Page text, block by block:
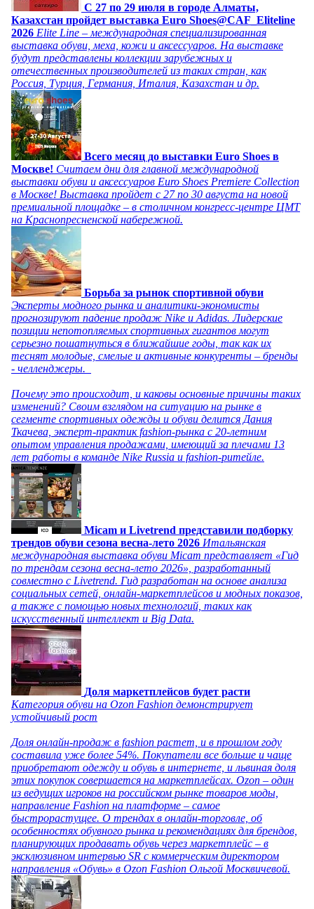
C 27 по 29 июля в городе Алматы,
Казахстан пройдет выставка Euro Shoes@CAF_Eliteline
2026 Elite Line – международная специализированная
выставка обуви, меха, кожи и аксессуаров. На выставке
будут представлены коллекции зарубежных и
отечественных производителей из таких стран, как
Россия, Турция, Германия, Италия, Казахстан и др.
Всего месяц до выставки Euro Shoes в
Москве! Считаем дни для главной международной
выставки обуви и аксессуаров Euro Shoes Premiere Collection
в Москве! Выставка пройдет с 27 по 30 августа на новой
премиальной площадке – в столичном конгресс-центре ЦМТ
на Краснопресненской набережной.
Борьба за рынок спортивной обуви
Эксперты модного рынка и аналитики-экономисты
прогнозируют падение продаж Nike и Adidas. Лидерские
позиции непотопляемых спортивных гигантов могут
серьезно пошатнуться в ближайшие годы, так как их
теснят молодые, смелые и активные конкуренты – бренды
- челленджеры.
Почему это происходит, и каковы основные причины таких
изменений? Своим взглядом на ситуацию на рынке в
сегменте спортивных одежды и обуви делится Дания
Ткачева, эксперт-практик fashion-рынка с 20-летним
опытом управления продажами, имеющий за плечами 13
лет работы в команде Nike Russia и fashion-ритейле.
Micam и Livetrend представили подборку
трендов обуви сезона весна-лето 2026 Итальянская
международная выставка обуви Micam представляет «Гид
по трендам сезона весна-лето 2026», разработанный
совместно с Livetrend. Гид разработан на основе анализа
социальных сетей, онлайн-маркетплейсов и модных показов,
а также с помощью новых технологий, таких как
искусственный интеллект и Big Data.
Доля маркетплейсов будет расти
Категория обуви на Ozon Fashion демонстрирует
устойчивый рост
Доля онлайн-продаж в fashion растет, и в прошлом году
составила уже более 54%. Покупатели все больше и чаще
приобретают одежду и обувь в интернете, и львиная доля
этих покупок совершается на маркетплейсах. Ozon – один
из ведущих игроков на российском рынке товаров моды,
направление Fashion на платформе – самое
быстрорастущее. О трендах в онлайн-торговле, об
особенностях обувного рынка и рекомендациях для брендов,
планирующих продавать обувь через маркетплейс – в
эксклюзивном интервью SR с коммерческим директором
направления «Обувь» в Ozon Fashion Ольгой Москвичевой.